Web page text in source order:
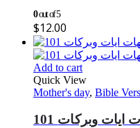
0out of 5
$12.00
Add to cart
Quick View
Mother's day, Bible
ايات وبركات